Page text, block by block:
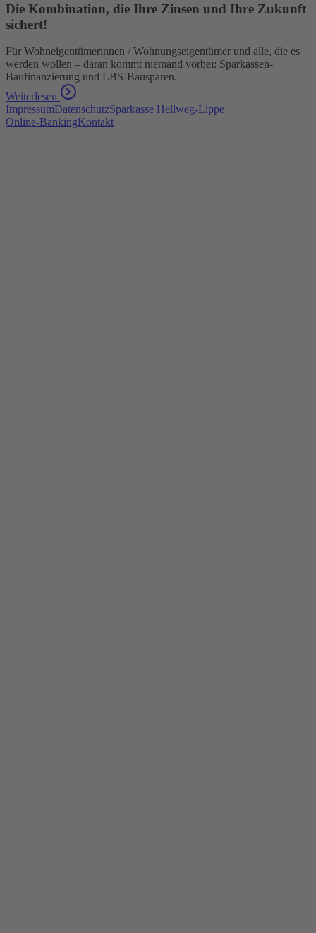
Die Kombination, die Ihre Zinsen und Ihre Zukunft
sichert!
Für Wohneigentümerinnen / Wohnungseigentümer und alle, die es
werden wollen – daran kommt niemand vorbei: Sparkassen-
Baufinanzierung und LBS-Bausparen.
Weiterlesen
ImpressumDatenschutzSparkasse Hellweg-Lippe
Online-BankingKontakt